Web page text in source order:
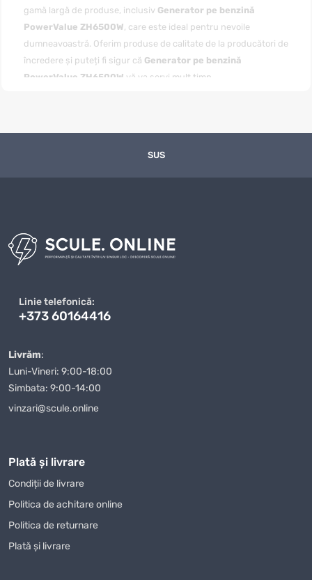
gamă largă de produse, inclusiv Generator pe benzină
PowerValue ZH6500W, care este ideal pentru nevoile
dumneavoastră. Oferim produse de calitate de la producători de
încredere și puteți fi sigur că Generator pe benzină
PowerValue ZH6500W vă va servi mult timp.
Chișinău și alte regiuni. Magazinul nostru online garantează o
livrare rapidă, iar prețul pentruGenerator pe benzină
Avantajele achiziției de la noi nu se rezumă doar la prețuri
excelente, ci și la un nivel ridicat de servicii. Ne preocupăm de
aveți întrebări sau nelămuriri, echipa noastră de specialiști este
Când comandați
ZH6500W de la magazinul nostru, puteți fi siguri că veți primi
un produs de calitate într-un timp scurt. Oferim diverse
convenabil pentru clienții noștri. Indiferent unde vă aflați în
cumpăraGenerator pe benzină PowerValue ZH6500W
livrare, dar și de a profita de alte condiții avantajoase, cum ar fi
promoțiile și reducerile care sunt actualizate periodic pe site-ul
nostru. Urmăriți-ne pentru a nu rata ofertele avantajoase la
SUS
Linie telefonică:
+373 60164416
Livrăm:
Luni-Vineri: 9:00-18:00
Simbata: 9:00-14:00
vinzari@scule.online
Plată și livrare
Condiții de livrare
Politica de achitare online
Politica de returnare
Plată și livrare